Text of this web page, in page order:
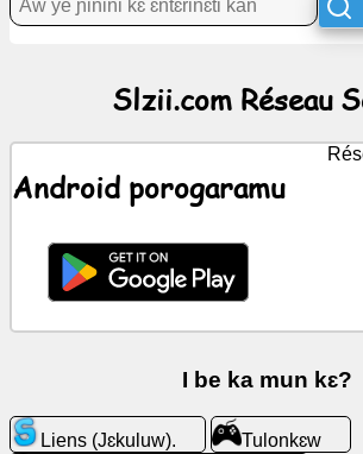
Ɲɛnajɛ
Kunnafoniw
gratuits
(Icons)
bɛ
ChatGPT
ye
Slzii.com Réseau
Android porogaramu
I be ka mun kɛ?
Liens (Jɛkuluw).
Tulonkɛw